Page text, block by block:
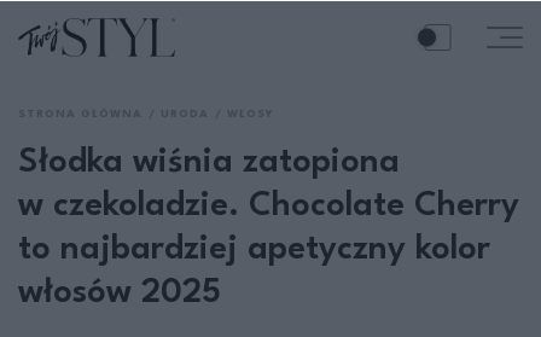
Słodka wiśnia zatopiona
w czekoladzie. Chocolate Cherry
to najbardziej apetyczny kolor
włosów 2025